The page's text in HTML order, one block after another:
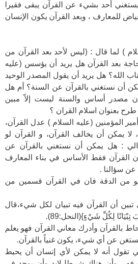
أحد بشيء عن القرآن يبقى فقيرا
للمعارف ، وبعد القرآن يكون الإنسان
) لما قال : (ليس لأحد بعد القرآن من
بعد القرآن هل يريد أن يؤسس (عليه
الله؟ هل يريد أن يقول المصدر الوحيد
أن نستغني بالقرآن عن السنة؟ أم هل
مصدر أساس والسنة ليست إلاّ مبين
بعنوان اسلام القران ؟
المؤمنين (عليه السلام ) عدل القرآن،
لا يمكن أن يخالف القرآن، و القرآن لو
: هل يمكن أن نستغني بالقرآن عن
القرآن فقط الأساس في بناء المعارف
عن سؤالنا .
من الدقة فان في القرآن قسمين من
تبين أن القرآن فيه تبيان لكل شيء،قال
لِكُلِّ شَيْءٍ}(النحل:89).
بالقرآن وأدرك معاني القرآن فهو يعلم
عن أي شيء، يكون غنياً بالقرآن.
تقول أنه لا يمكن لأي إنسان أن يحيط